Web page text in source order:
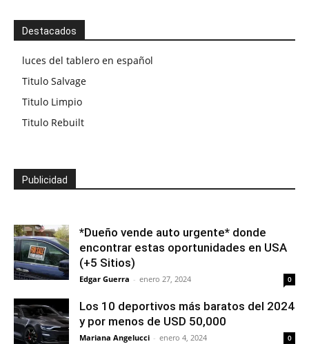
Destacados
luces del tablero en español
Titulo Salvage
Titulo Limpio
Titulo Rebuilt
Publicidad
*Dueño vende auto urgente* donde
encontrar estas oportunidades en USA
(+5 Sitios)
Edgar Guerra - enero 27, 2024 0
Los 10 deportivos más baratos del 2024
y por menos de USD 50,000
Mariana Angelucci - enero 4, 2024 0